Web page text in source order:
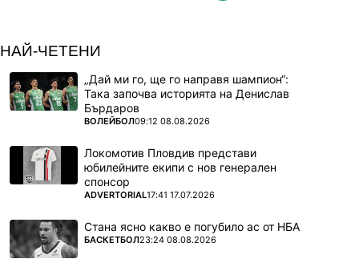
НАЙ-ЧЕТЕНИ
„Дай ми го, ще го направя шампион“:
Така започва историята на Денислав
Бърдаров
ПОВЕЧЕ ОТ
ВОЛЕЙБОЛ09:12 08.08.2026
Локомотив Пловдив представи
юбилейните екипи с нов генерален
спонсор
ПОВЕЧЕ ОТ
ADVERTORIAL17:41 17.07.2026
Стана ясно какво е погубило ас от НБА
ПОВЕЧЕ ОТ
БАСКЕТБОЛ23:24 08.08.2026